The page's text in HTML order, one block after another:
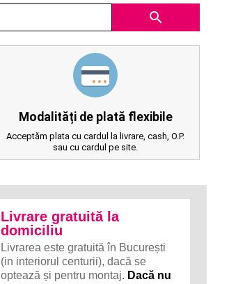
search
Modalități de plată flexibile
Acceptăm plata cu cardul la livrare, cash, O.P.
sau cu cardul pe site.
Livrare gratuită la
domiciliu
Livrarea este gratuită în București
(in interiorul centurii), dacă se
optează și pentru montaj. Dacă nu